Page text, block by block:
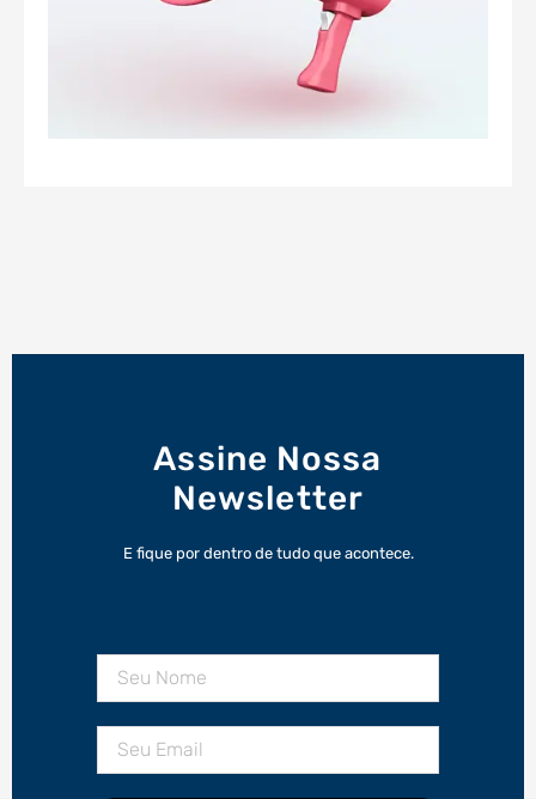
Assine Nossa
Newsletter
E fique por dentro de tudo que acontece.